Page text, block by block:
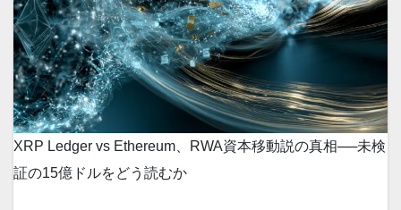
XRP Ledger vs Ethereum、RWA資本移動説の真相──未検
証の15億ドルをどう読むか